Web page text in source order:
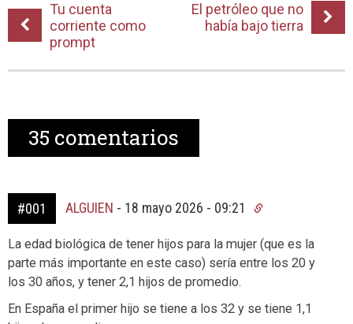
Tu cuenta
corriente como
prompt
El petróleo que no
había bajo tierra
35 comentarios
#001 ALGUIEN - 18 mayo 2026 - 09:21
La edad biológica de tener hijos para la mujer (que es la
parte más importante en este caso) sería entre los 20 y
los 30 años, y tener 2,1 hijos de promedio.
En España el primer hijo se tiene a los 32 y se tiene 1,1